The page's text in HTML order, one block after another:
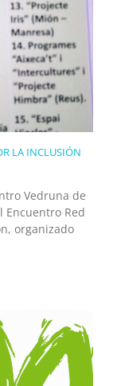
LA INCLUSIÓN
Vedruna de
Encuentro Red
organizado